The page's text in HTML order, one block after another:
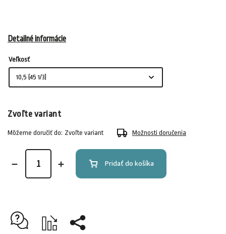
Detailné informácie
Veľkosť
Zvoľte variant
Môžeme doručiť do: Zvoľte variant Možnosti doručenia
Pridať do košíka